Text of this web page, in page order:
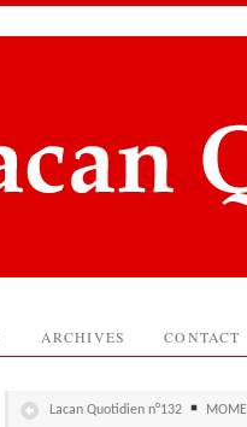
ARCHIVES CONTACT
Lacan Quotidien n°132